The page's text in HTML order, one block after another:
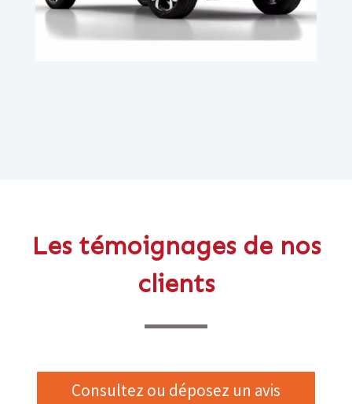
Les témoignages de nos
clients
Consultez ou déposez un avis